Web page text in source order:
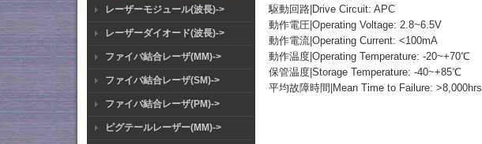
レーザーモジュール(波長)->
レーザーダイオード(波長)->
ファイバ結合レーザ(MM)->
ファイバ結合レーザ(SM)->
ファイバ結合レーザ(PM)->
ピグテールレーザー(MM)->
駆動回路|Drive Circuit: APC
動作電圧|Operating Voltage: 2.8~6.5V
動作電流|Operating Current: <100mA
動作温度|Operating Temperature: -20~+70℃
保管温度|Storage Temperature: -40~+85℃
平均故障時間|Mean Time to Failure: >8,000hrs